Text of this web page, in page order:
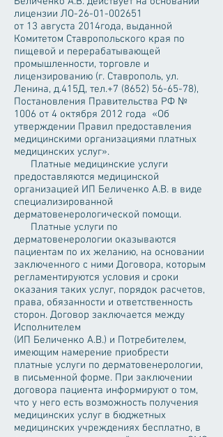
лицензии ЛО-26-01-002651
от 13 августа 2014года, выданной
Комитетом Ставропольского края по
пищевой и перерабатывающей
промышленности, торговле и
лицензированию (г. Ставрополь, ул.
Ленина, д.415Д, тел.+7 (8652) 56-65-78),
Постановления Правительства РФ №
1006 от 4 октября 2012 года «Об
утверждении Правил предоставления
медицинскими организациями платных
медицинских услуг».
Платные медицинские услуги
предоставляются медицинской
организацией ИП Беличенко А.В. в виде
специализированной
дерматовенерологической помощи.
Платные услуги по
дерматовенерологии оказываются
пациентам по их желанию, на основании
заключенного с ними Договора, которым
регламентируются условия и сроки
оказания таких услуг, порядок расчетов,
права, обязанности и ответственность
сторон. Договор заключается между
Исполнителем
(ИП Беличенко А.В.) и Потребителем,
имеющим намерение приобрести
платные услуги по дерматовенерологии,
в письменной форме. При заключении
договора пациента информируют о том,
что у него есть возможность получения
медицинских услуг в бюджетных
медицинских учреждениях бесплатно, в